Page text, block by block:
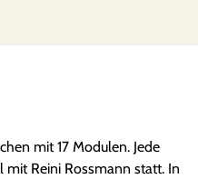
mit 17 Modulen. Jede
Reini Rossmann statt. In